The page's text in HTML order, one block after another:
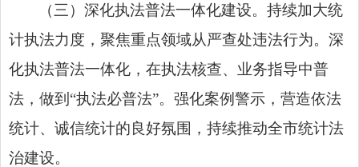
（三）深化执法普法一体化建设。持续加大统
计执法力度，聚焦重点领域从严查处违法行为。深
化执法普法一体化，在执法核查、业务指导中普
法，做到“执法必普法”。强化案例警示，营造依法
统计、诚信统计的良好氛围，持续推动全市统计法
治建设。